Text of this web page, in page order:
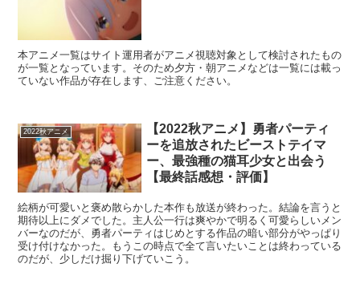
本アニメ一覧はサイト運用者がアニメ視聴対象として検討されたもの
が一覧となっています。そのため夕方・朝アニメなどは一覧には載っ
ていない作品が存在します、ご注意ください。
2022秋アニメ
【2022秋アニメ】勇者パーティ
ーを追放されたビーストテイマ
ー、最強種の猫耳少女と出会う
【最終話感想・評価】
絵柄が可愛いと褒め散らかした本作も放送が終わった。結論を言うと
期待以上にダメでした。主人公一行は爽やかで明るく可愛らしいメン
バーなのだが、勇者パーティはじめとする作品の暗い部分がやっぱり
受け付けなかった。もうこの時点で全て言いたいことは終わっている
のだが、少しだけ掘り下げていこう。